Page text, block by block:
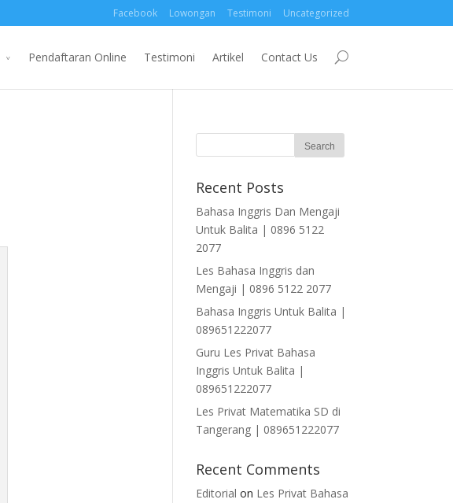
Facebook Lowongan Testimoni Uncategorized
Pendaftaran Online Testimoni Artikel Contact Us
Recent Posts
Bahasa Inggris Dan Mengaji
Untuk Balita | 0896 5122
2077
Les Bahasa Inggris dan
Mengaji | 0896 5122 2077
Bahasa Inggris Untuk Balita |
089651222077
Guru Les Privat Bahasa
Inggris Untuk Balita |
089651222077
Les Privat Matematika SD di
Tangerang | 089651222077
Recent Comments
Editorial on Les Privat Bahasa